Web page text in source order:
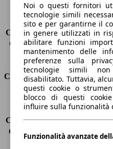
Sedili
Carico sul tetto
Capacità di traino (senza freni)
Capacità di traino (con freni)
Volume del bagagliaio
Consumi
Emissioni di CO2*
175
Consumo (urbano)
7.7 l/
Consumo (extra-urbano) 6.0 l/
Consumo (combinato)*
6.6
Noi o questi fornitori
tecnologie simili
sito e per garantirne il
in genere utilizzati in
abilitare funzioni
mantenimento delle
preferenze sulla
tecnologie simili
disabilitato. Tuttavia,
questi cookie o
blocco di questi
influire sulla funzionalità
Funzionalità avanzate